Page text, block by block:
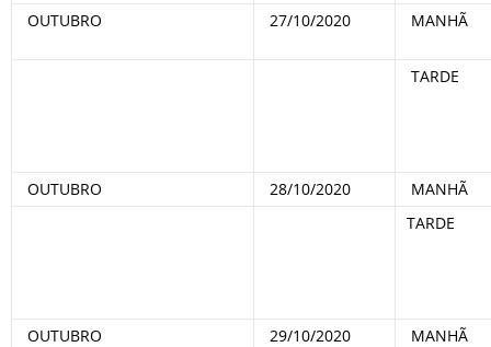
OUTUBRO 27/10/2020 MANHÃ
TARDE
OUTUBRO 28/10/2020
MANHÃ
TARDE
OUTUBRO 29/10/2020 MANHÃ